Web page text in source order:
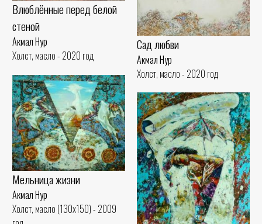
Сад любви
Акмал Нур
Холст, масло - 2020 год
Влюблённые перед белой
стеной
Акмал Нур
Холст, масло - 2020 год
Мельница жизни
Акмал Нур
Холст, масло (130x150) - 2009